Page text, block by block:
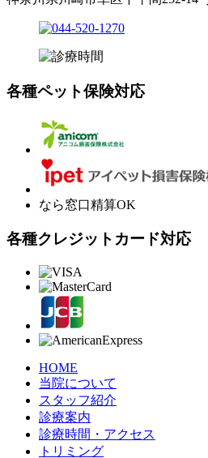
各種ペット保険対応
なら窓口精算OK
各種クレジットカード対応
HOME
当院について
スタッフ紹介
診療案内
診療時間・アクセス
トリミング